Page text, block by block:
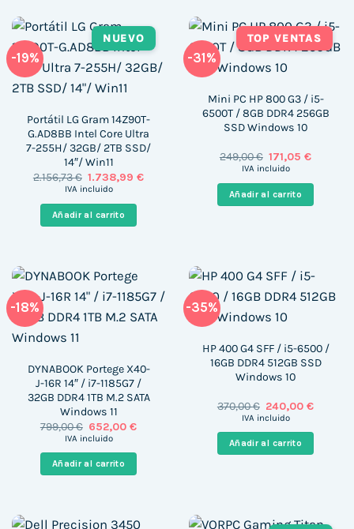
-19%
NUEVO
Portátil LG Gram 14Z90T-
G.AD8BB Intel Core Ultra
7-255H/ 32GB/ 2TB SSD/
14″/ Win11
2.156,73€ El
precio
era:
2.156,73 €.
1.738,99€El
IVA incluido
Añadir al carrito
-31%
TOP VENTAS
Mini PC HP 800 G3 / i5-
6500T / 8GB DDR4 256GB
SSD Windows 10
249,00€ El
precio
era:
249,00 €.
171,05€El
es:
IVA incluido
Añadir al carrito
-18%
DYNABOOK Portege X40-
J-16R 14″ / i7-1185G7 /
32GB DDR4 1TB M.2 SATA
Windows 11
799,00€ El
precio
era:
799,00 €.
652,00€El
es:
652,00 €.
IVA incluido
Añadir al carrito
-35%
HP 400 G4 SFF / i5-6500 /
16GB DDR4 512GB SSD
Windows 10
370,00€ El
precio
era:
370,00 €.
240,00€El
es:
240,00
IVA incluido
Añadir al carrito